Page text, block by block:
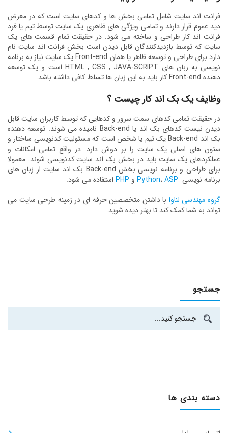
فرانت اند سایت شامل تمامی بخش ها و کدهای سایت است که در معرض
دید عموم قرار دارند و تمامی ویژگی های ظاهری یک سایت توسط تیم یا فرد
فرانت اند کار طراحی و ساخته می شود. در حقیقت تمام قسمت های یک
سایت که توسط بازدیدکنندگان قابل دیدن است بخش فرانت اند سایت نام
دارد.برای طراحی و توسعه ظاهر یا همان Front-end یک سایت نیاز به برنامه
نویسی به زبان های HTML , CSS , JAVA-SCRIPT است و یک توسعه
دهنده Front-end کار باید به این زبان ها تسلط کافی داشته باشد.
وظایف یک بک اند کار چیست ؟
در حقیقت تمامی کدهای سمت سرور و کدهایی که توسط کاربران سایت قابل
دیدن نیست کدهای بک اند یا Back-end نامیده می شوند. توسعه دهنده
بک اند Back-end یک تیم یا شخص است که مسئولیت کدنویسی ساختار و
ستون های اصلی یک سایت را بر دوش دارد. در واقع تمامی امکانات و
عملکردهای یک سایت باید در بخش بک اند سایت کدنویسی شوند. معمولا
برای طراحی و برنامه نویسی بخش Back-end بک اند سایت از زبان های
برنامه نویسی
Python،ASP و PHP استفاده می شود.
گروه مهندسی لناوا با داشتن متخصصین حرفه ای در زمینه طرحی سایت می
تواند به شما کمک کند تا بهتر دیده شوید.
جستجو
دسته بندی ها